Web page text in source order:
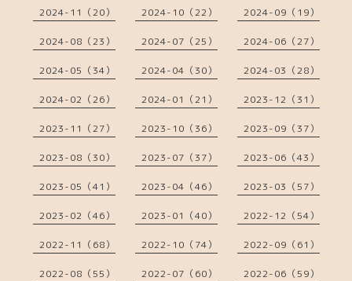
2024-11（20） 2024-10（22） 2024-09（19）
2024-08（23） 2024-07（25） 2024-06（27）
2024-05（34） 2024-04（30） 2024-03（28）
2024-02（26） 2024-01（21） 2023-12（31）
2023-11（27） 2023-10（36） 2023-09（37）
2023-08（30） 2023-07（37） 2023-06（43）
2023-05（41） 2023-04（46） 2023-03（57）
2023-02（46） 2023-01（40） 2022-12（54）
2022-11（68） 2022-10（74） 2022-09（61）
2022-08（55） 2022-07（60） 2022-06（59）